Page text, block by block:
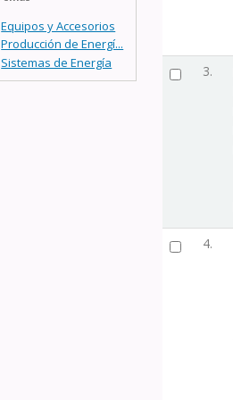
Equipos y Accesorios
Producción de Energí...
Sistemas de Energía
3.
4.